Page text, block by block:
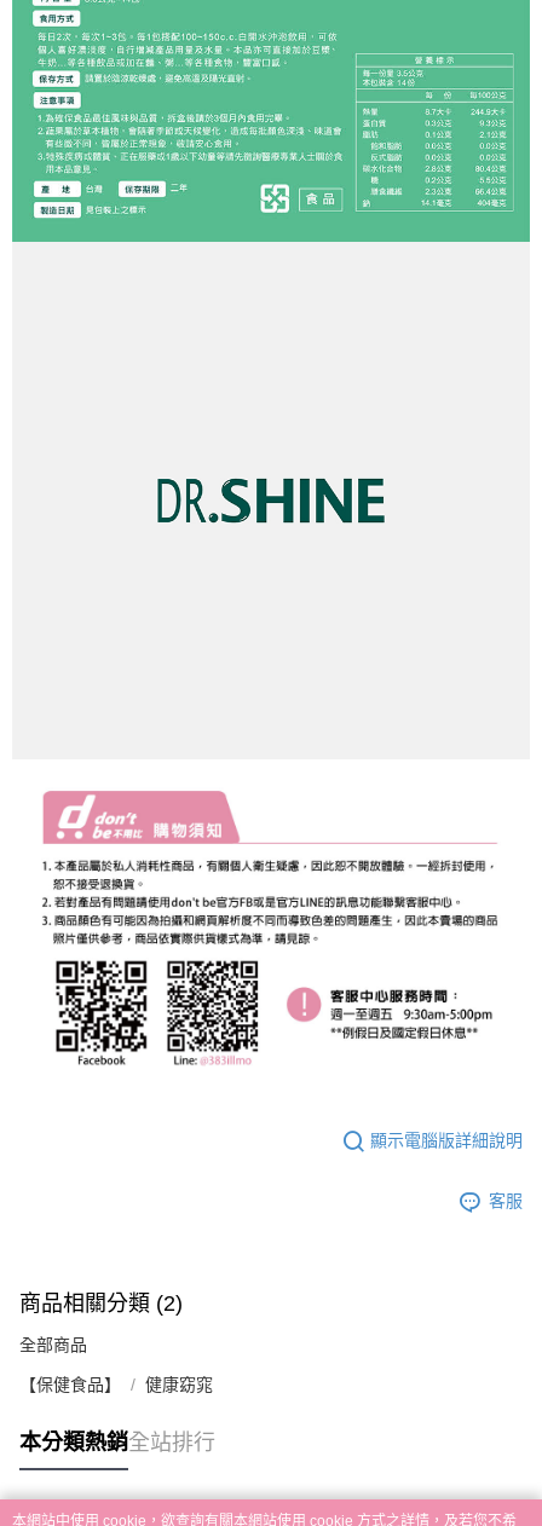
顯示電腦版詳細說明
客服
商品相關分類 (2)
全部商品
【保健食品】 健康窈窕
本分類熱銷全站排行
本網站中使用 cookie，欲查詢有關本網站使用 cookie 方式之詳情，及若您不希